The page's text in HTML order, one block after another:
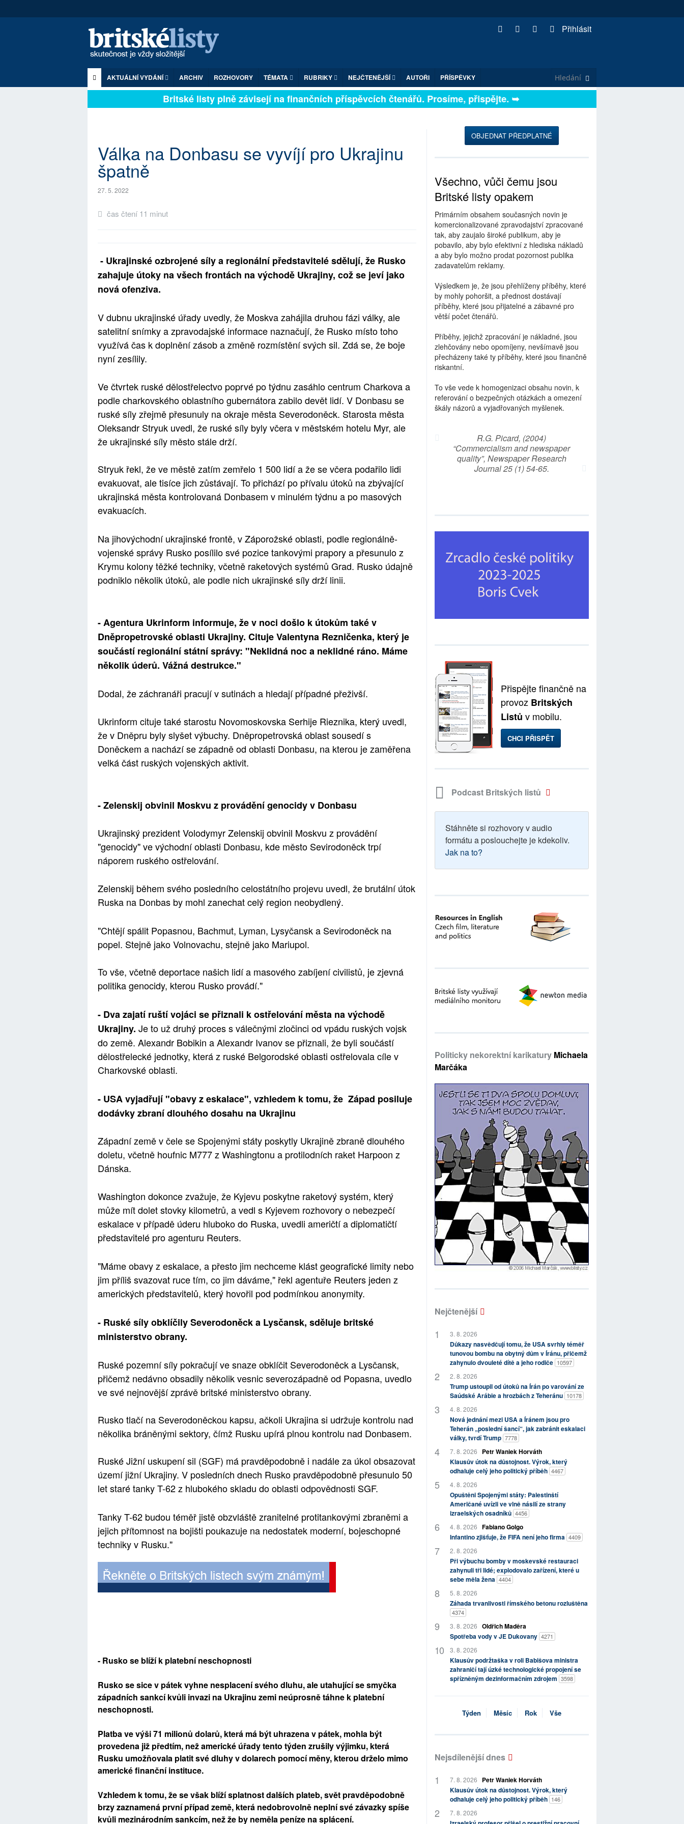
Přihlásit
AKTUÁLNÍ VYDÁNÍ ARCHIV ROZHOVORY TÉMATA RUBRIKY NEJČTENĚJŠÍ AUTOŘI PŘÍSPĚVKY
Britské listy plně závisejí na finančních příspěvcích čtenářů. Prosíme, přispějte. ➥
Válka na Donbasu se vyvíjí pro Ukrajinu
špatně
27. 5. 2022
čas čtení 11 minut
- Ukrajinské ozbrojené síly a regionální představitelé sdělují, že Rusko
zahajuje útoky na všech frontách na východě Ukrajiny, což se jeví jako
nová ofenziva.
V dubnu ukrajinské úřady uvedly, že Moskva zahájila druhou fázi války, ale
satelitní snímky a zpravodajské informace naznačují, že Rusko místo toho
využívá čas k doplnění zásob a změně rozmístění svých sil. Zdá se, že boje
nyní zesílily.
Ve čtvrtek ruské dělostřelectvo poprvé po týdnu zasáhlo centrum Charkova a
podle charkovského oblastního gubernátora zabilo devět lidí. V Donbasu se
ruské síly zřejmě přesunuly na okraje města Severodoněck. Starosta města
Oleksandr Stryuk uvedl, že ruské síly byly včera v městském hotelu Myr, ale
že ukrajinské síly město stále drží.
Stryuk řekl, že ve městě zatím zemřelo 1 500 lidí a že se včera podařilo lidi
evakuovat, ale tisíce jich zůstávají. To přichází po přívalu útoků na zbývající
ukrajinská města kontrolovaná Donbasem v minulém týdnu a po masových
evakuacích.
Na jihovýchodní ukrajinské frontě, v Záporožské oblasti, podle regionálně-
vojenské správy Rusko posílilo své pozice tankovými prapory a přesunulo z
Krymu kolony těžké techniky, včetně raketových systémů Grad. Rusko údajně
podniklo několik útoků, ale podle nich ukrajinské síly drží linii.
- Agentura Ukrinform informuje, že v noci došlo k útokům také v
Dněpropetrovské oblasti Ukrajiny. Cituje Valentyna Rezničenka, který je
součástí regionální státní správy: "Neklidná noc a neklidné ráno. Máme
několik úderů. Vážná destrukce."
Dodal, že záchranáři pracují v sutinách a hledají případné přeživší.
Ukrinform cituje také starostu Novomoskovska Serhije Rieznika, který uvedl,
že v Dněpru byly slyšet výbuchy. Dněpropetrovská oblast sousedí s
Doněckem a nachází se západně od oblasti Donbasu, na kterou je zaměřena
velká část ruských vojenských aktivit.
- Zelenskij obvinil Moskvu z provádění genocidy v Donbasu
Ukrajinský prezident Volodymyr Zelenskij obvinil Moskvu z provádění
"genocidy" ve východní oblasti Donbasu, kde město Sevirodoněck trpí
náporem ruského ostřelování.
Zelenskij během svého posledního celostátního projevu uvedl, že brutální útok
Ruska na Donbas by mohl zanechat celý region neobydlený.
"Chtějí spálit Popasnou, Bachmut, Lyman, Lysyčansk a Sevirodoněck na
popel. Stejně jako Volnovachu, stejně jako Mariupol.
To vše, včetně deportace našich lidí a masového zabíjení civilistů, je zjevná
politika genocidy, kterou Rusko provádí."
- Dva zajatí ruští vojáci se přiznali k ostřelování města na východě
Ukrajiny. Je to už druhý proces s válečnými zločinci od vpádu ruských vojsk
do země. Alexandr Bobikin a Alexandr Ivanov se přiznali, že byli součástí
dělostřelecké jednotky, která z ruské Belgorodské oblasti ostřelovala cíle v
Charkovské oblasti.
- USA vyjadřují "obavy z eskalace", vzhledem k tomu, že Západ posiluje
dodávky zbraní dlouhého dosahu na Ukrajinu
Západní země v čele se Spojenými státy poskytly Ukrajině zbraně dlouhého
doletu, včetně houfnic M777 z Washingtonu a protilodních raket Harpoon z
Dánska.
Washington dokonce zvažuje, že Kyjevu poskytne raketový systém, který
může mít dolet stovky kilometrů, a vedl s Kyjevem rozhovory o nebezpečí
eskalace v případě úderu hluboko do Ruska, uvedli američtí a diplomatičtí
představitelé pro agenturu Reuters.
"Máme obavy z eskalace, a přesto jim nechceme klást geografické limity nebo
jim příliš svazovat ruce tím, co jim dáváme," řekl agentuře Reuters jeden z
amerických představitelů, který hovořil pod podmínkou anonymity.
- Ruské síly obklíčily Severodoněck a Lysčansk, sděluje britské
ministerstvo obrany.
Ruské pozemní síly pokračují ve snaze obklíčit Severodoněck a Lysčansk,
přičemž nedávno obsadily několik vesnic severozápadně od Popasna, uvedlo
ve své nejnovější zprávě britské ministerstvo obrany.
Rusko tlačí na Severodoněckou kapsu, ačkoli Ukrajina si udržuje kontrolu nad
několika bráněnými sektory, čímž Rusku upírá plnou kontrolu nad Donbasem.
Ruské Jižní uskupení sil (SGF) má pravděpodobně i nadále za úkol obsazovat
území jižní Ukrajiny. V posledních dnech Rusko pravděpodobně přesunulo 50
let staré tanky T-62 z hlubokého skladu do oblasti odpovědnosti SGF.
Tanky T-62 budou téměř jistě obzvláště zranitelné protitankovými zbraněmi a
jejich přítomnost na bojišti poukazuje na nedostatek moderní, bojeschopné
techniky v Rusku."
- Rusko se blíží k platební neschopnosti
Rusko se sice v pátek vyhne nesplacení svého dluhu, ale utahující se smyčka
západních sankcí kvůli invazi na Ukrajinu zemi neúprosně táhne k platební
neschopnosti.
Platba ve výši 71 milionů dolarů, která má být uhrazena v pátek, mohla být
provedena již předtím, než americké úřady tento týden zrušily výjimku, která
Rusku umožňovala platit své dluhy v dolarech pomocí měny, kterou drželo mimo
americké finanční instituce.
Vzhledem k tomu, že se však blíží splatnost dalších plateb, svět pravděpodobně
brzy zaznamená první případ země, která nedobrovolně neplní své závazky spíše
kvůli mezinárodním sankcím, než že by neměla peníze na splácení.
OBJEDNAT PŘEDPLATNÉ
Všechno, vůči čemu jsou
Britské listy opakem
Primárním obsahem současných novin je
komercionalizované zpravodajství zpracované
tak, aby zaujalo široké publikum, aby je
pobavilo, aby bylo efektivní z hlediska nákladů
a aby bylo možno prodat pozornost publika
zadavatelům reklamy.
Výsledkem je, že jsou přehlíženy příběhy, které
by mohly pohoršit, a přednost dostávají
příběhy, které jsou přijatelné a zábavné pro
větší počet čtenářů.
Příběhy, jejichž zpracování je nákladné, jsou
zlehčovány nebo opomíjeny, nevšímavě jsou
přecházeny také ty příběhy, které jsou finančně
riskantní.
To vše vede k homogenizaci obsahu novin, k
referování o bezpečných otázkách a omezení
škály názorů a vyjadřovaných myšlenek.
R.G. Picard, (2004)
“Commercialism and newspaper
quality”, Newspaper Research
Journal 25 (1) 54-65.
Přispějte finančně na
provoz Britských
Listů v mobilu.
CHCI PŘISPĚT
Podcast Britských listů
Stáhněte si rozhovory v audio
formátu a poslouchejte je kdekoliv.
Jak na to?
Politicky nekorektní karikatury Michaela
Marčáka
Nejčtenější
3. 8. 2026
Důkazy nasvědčují tomu, že USA svrhly téměř
tunovou bombu na obytný dům v Íránu, přičemž
zahynulo dvouleté dítě a jeho rodiče 10597
2. 8. 2026
Trump ustoupil od útoků na Írán po varování ze
Saúdské Arábie a hrozbách z Teheránu 10178
4. 8. 2026
Nová jednání mezi USA a Íránem jsou pro
Teherán „poslední šancí“, jak zabránit eskalaci
války, tvrdí Trump 7778
7. 8. 2026
Petr Waniek Horváth
Klausův útok na důstojnost. Výrok, který
odhaluje celý jeho politický příběh 4467
4. 8. 2026
Opuštěni Spojenými státy: Palestinští
Američané uvízli ve vlně násilí ze strany
izraelských osadníků 4456
4. 8. 2026 Fabiano Golgo
Infantino zjišťuje, že FIFA není jeho firma 4409
2. 8. 2026
Při výbuchu bomby v moskevské restauraci
zahynuli tři lidé; explodovalo zařízení, které u
sebe měla žena 4404
5. 8. 2026
Záhada trvanlivosti římského betonu rozluštěna
4374
3. 8. 2026 Oldřich Maděra
Spotřeba vody v JE Dukovany 4271
3. 8. 2026
Klausův podržtaška v roli Babišova ministra
zahraničí tají úzké technologické propojení se
spřízněným dezinformačním zdrojem 3598
Týden Měsíc Rok Vše
Nejsdílenější dnes
7. 8. 2026
Petr Waniek Horváth
Klausův útok na důstojnost. Výrok, který
odhaluje celý jeho politický příběh 146
7. 8. 2026